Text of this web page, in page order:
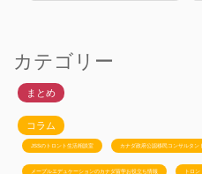
カテゴリー
まとめ
コラム
JSSのトロント生活相談室 カナダ政府公認移民コンサルタン
メープルエデュケーションのカナダ留学お役立ち情報 トロン